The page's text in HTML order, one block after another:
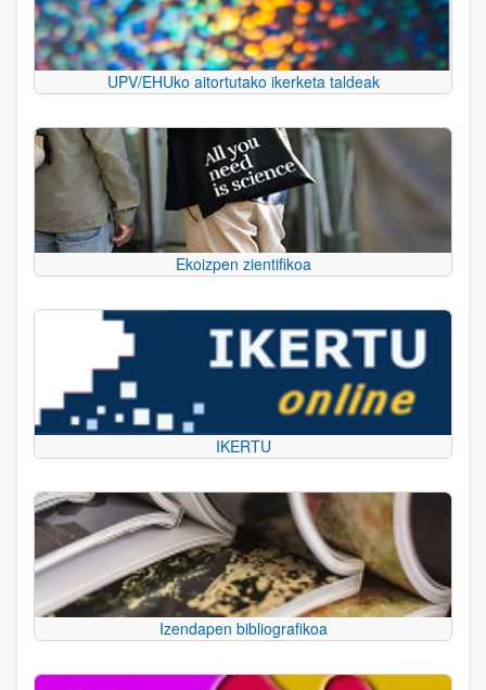
UPV/EHUko aitortutako ikerketa taldeak
Ekoizpen zientifikoa
IKERTU
Izendapen bibliografikoa